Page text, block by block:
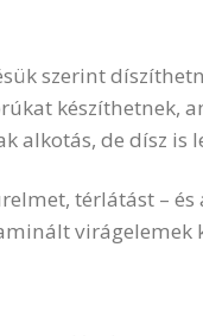
szerint
készíthetnek,
alkotás, de dísz is
térlátást –